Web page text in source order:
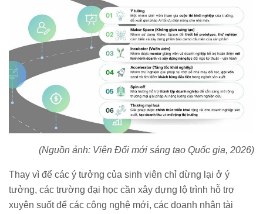
(Nguồn ảnh: Viện Đổi mới sáng tạo Quốc gia, 2026)
Thay vì để các ý tưởng của sinh viên chỉ dừng lại ở ý
tưởng, các trường đại học cần xây dựng lộ trình hỗ trợ
xuyên suốt để các công nghệ mới, các doanh nhân tài